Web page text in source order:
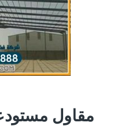
مقاول